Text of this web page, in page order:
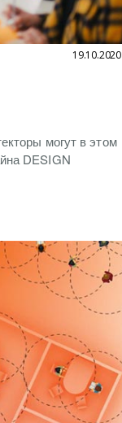
19.10.2020
могут в этом
DESIGN